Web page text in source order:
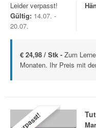
Leider verpasst!
Gültig: 14.07. -
20.07.
€ 24,98 / Stk - Zum
Monaten. Ihr Preis mit